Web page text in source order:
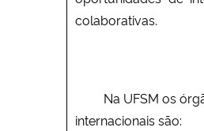
colaborativas.
Na UFSM os
internacionais são: